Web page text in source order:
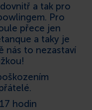
a tak pro
Pro
přece jen
a taky je
nás to nezastaví
hodin